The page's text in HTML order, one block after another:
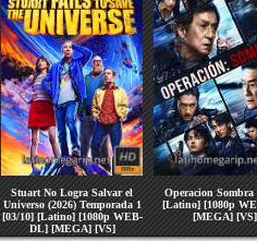
Stuart No Logra Salvar el
Universo (2026) Temporada 1
[03/10] [Latino] [1080p WEB-
DL] [MEGA] [VS]
Operacion Sombra
[Latino] [1080p
[MEGA] [VS]